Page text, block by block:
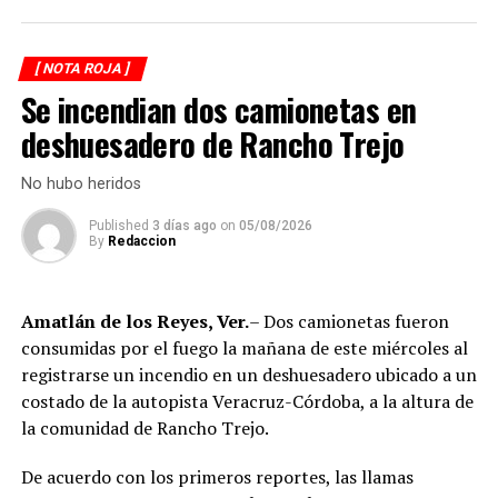
elementos de la Secretaría de Marina (Semar) y de la
Secretaría de Seguridad Pública (SSP), quienes
ejecutaron una revisión en las instalaciones de la
corporación municipal.
Durante la inspección, los efectivos localizaron diversas
dosis de droga presuntamente destinadas al
narcomenudeo, por lo que los policías fueron
asegurados y puestos a disposición de la Fiscalía
Regional para el inicio de las investigaciones
Tras varios meses de proceso penal, el juez consideró
acreditada la responsabilidad de Anselmo “N”, Jesús “N”,
Diego “N”, Lauro Arturo “N”, Dana Natalia “N” y
Bonifacio “N”, imponiéndoles una pena de cuatro años y
nueve meses de prisión.
Los ahora sentenciados formaban parte de la Policía
[ NOTA ROJA ]
Se incendian dos camionetas en
deshuesadero de Rancho Trejo
No hubo heridos
Published 3 días ago on 05/08/2026
By Redaccion
Amatlán de los Reyes, Ver.– Dos camionetas fueron
consumidas por el fuego la mañana de este miércoles al
registrarse un incendio en un deshuesadero ubicado a un
costado de la autopista Veracruz-Córdoba, a la altura de
la comunidad de Rancho Trejo.
De acuerdo con los primeros reportes, las llamas